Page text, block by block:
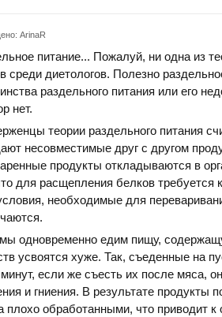
ArinaR
питание... Пожалуй, ни одна из
среди диетологов. Полезно
раздельного питания или его
нет.
теории раздельного питания
несовместимые друг с другом
продукты откладываются в
для расщепления белков
необходимые для
одновременно едим пищу,
усвоятся хуже. Так, съеденные на
если же съесть их после мяса,
и гниения. В результате продукты
плохо обработанными, что приводит